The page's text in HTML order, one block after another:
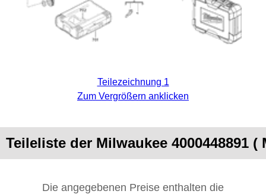
Teilezeichnung 1
Zum Vergrößern anklicken
Teileliste der Milwaukee 4000448891 (
Die angegebenen Preise enthalten die